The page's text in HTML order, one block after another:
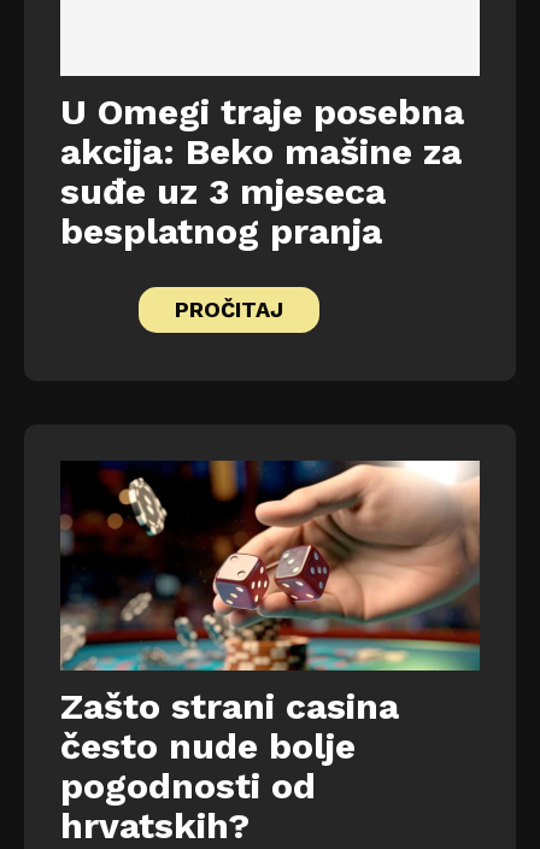
U Omegi traje posebna
akcija: Beko mašine za
suđe uz 3 mjeseca
besplatnog pranja
PROČITAJ
Zašto strani casina
često nude bolje
pogodnosti od
hrvatskih?